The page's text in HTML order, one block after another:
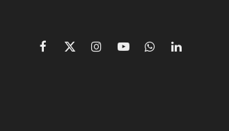
Facebook
X
InstagramYouTubeWhatsAppLinkedIn